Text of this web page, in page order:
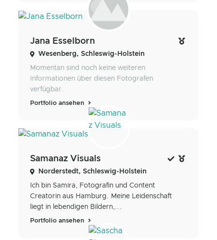
Jana Esselborn
Wesenberg, Schleswig-Holstein
Momentan sind noch keine weiteren
Informationen über diesen Fotografen
verfügbar.
Portfolio ansehen
Samanaz Visuals
Norderstedt, Schleswig-Holstein
Ich bin Samira, Fotografin und Content
Creatorin aus Hamburg. Meine Leidenschaft
liegt in lebendigen Bildern,...
Portfolio ansehen